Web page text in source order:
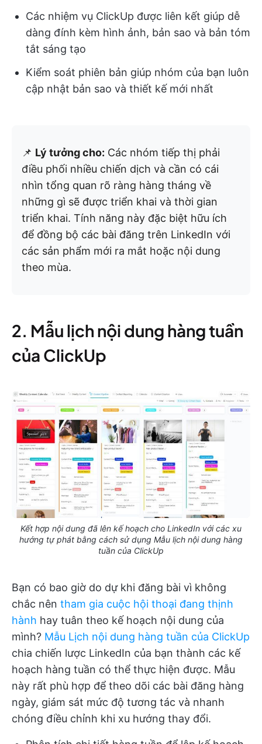
Các nhiệm vụ ClickUp được liên kết giúp dễ
dàng đính kèm hình ảnh, bản sao và bản tóm
tắt sáng tạo
Kiểm soát phiên bản giúp nhóm của bạn luôn
cập nhật bản sao và thiết kế mới nhất
📌 Lý tưởng cho: Các nhóm tiếp thị phải
điều phối nhiều chiến dịch và cần có cái
nhìn tổng quan rõ ràng hàng tháng về
những gì sẽ được triển khai và thời gian
triển khai. Tính năng này đặc biệt hữu ích
để đồng bộ các bài đăng trên LinkedIn với
các sản phẩm mới ra mắt hoặc nội dung
theo mùa.
2. Mẫu lịch nội dung hàng tuần
của ClickUp
Kết hợp nội dung đã lên kế hoạch cho LinkedIn với các xu
hướng tự phát bằng cách sử dụng Mẫu lịch nội dung hàng
tuần của ClickUp
Bạn có bao giờ do dự khi đăng bài vì không
chắc nên tham gia cuộc hội thoại đang thịnh
hành hay tuân theo kế hoạch nội dung của
mình? Mẫu Lịch nội dung hàng tuần của ClickUp
chia chiến lược LinkedIn của bạn thành các kế
hoạch hàng tuần có thể thực hiện được. Mẫu
này rất phù hợp để theo dõi các bài đăng hàng
ngày, giám sát mức độ tương tác và nhanh
chóng điều chỉnh khi xu hướng thay đổi.